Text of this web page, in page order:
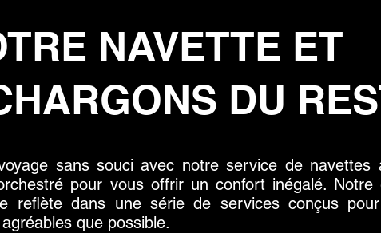
NAVETTE ET
DU
sans souci avec notre service de navettes
pour vous offrir un confort inégalé. Notre
reflète dans une série de services conçus
que possible.